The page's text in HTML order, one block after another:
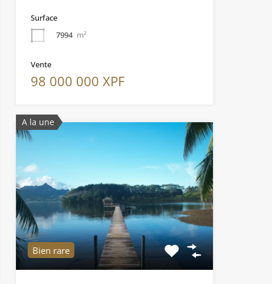
Surface
7994 m²
Vente
98 000 000 XPF
A la une
Bien rare